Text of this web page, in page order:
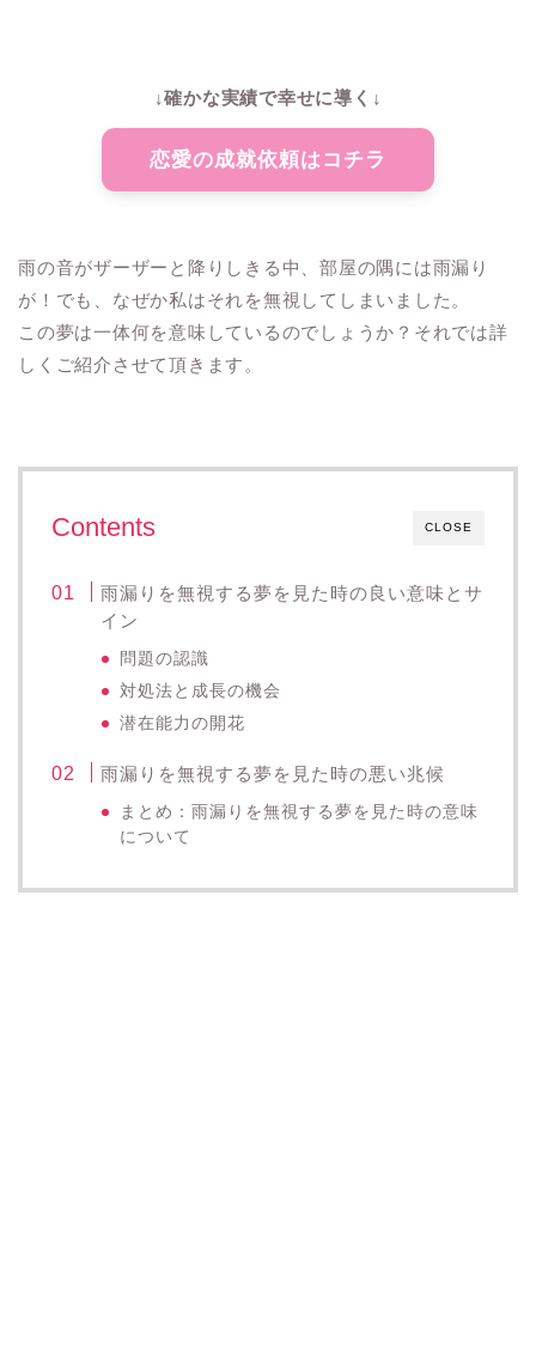
↓確かな実績で幸せに導く↓
恋愛の成就依頼はコチラ
雨の音がザーザーと降りしきる中、部屋の隅には雨漏り
が！でも、なぜか私はそれを無視してしまいました。
この夢は一体何を意味しているのでしょうか？それでは詳
しくご紹介させて頂きます。
CLOSE
Contents
雨漏りを無視する夢を見た時の良い意味とサ
イン
問題の認識
対処法と成長の機会
潜在能力の開花
雨漏りを無視する夢を見た時の悪い兆候
まとめ：雨漏りを無視する夢を見た時の意味
について